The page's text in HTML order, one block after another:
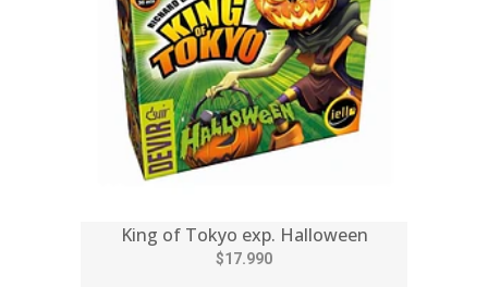
King of Tokyo exp. Halloween
$17.990